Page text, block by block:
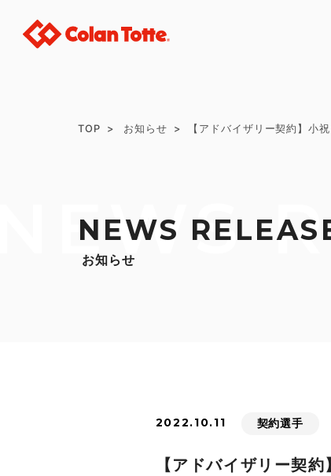
TOP お知らせ 【アドバイザリー契約】小
NEWS
お知らせ
2022.10.11 契約選手
【アドバイザリー契